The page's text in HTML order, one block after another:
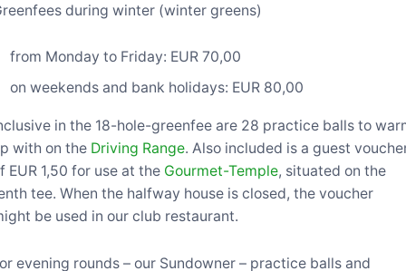
during winter (winter greens)
from Monday to Friday: EUR 70,00
on weekends and bank holidays: EUR 80,00
in the 18-hole-greenfee are 28 practice balls to
with on the Driving Range. Also included is a guest
EUR 1,50 for use at the Gourmet-Temple, situated on the
tee. When the halfway house is closed, the voucher
be used in our club restaurant.
evening rounds – our Sundowner – practice balls and